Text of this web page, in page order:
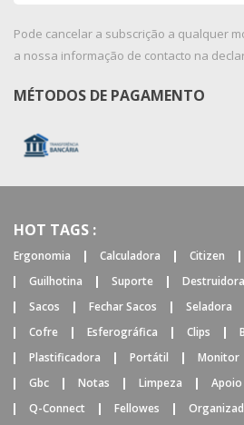
Pode cancelar a subscrição a qualquer
a nossa informação de contacto na
MÉTODOS DE PAGAMENTO
HOT TAGS :
Ergonomia Calculadora Citizen
Guilhotina
Suporte
Sacos
Fechar Sacos Seladora
Cofre
Esferográfica Clips
Plastificadora
Portátil Monitor
Gbc
Notas Limpeza Apoio
Q-Connect
Fellowes